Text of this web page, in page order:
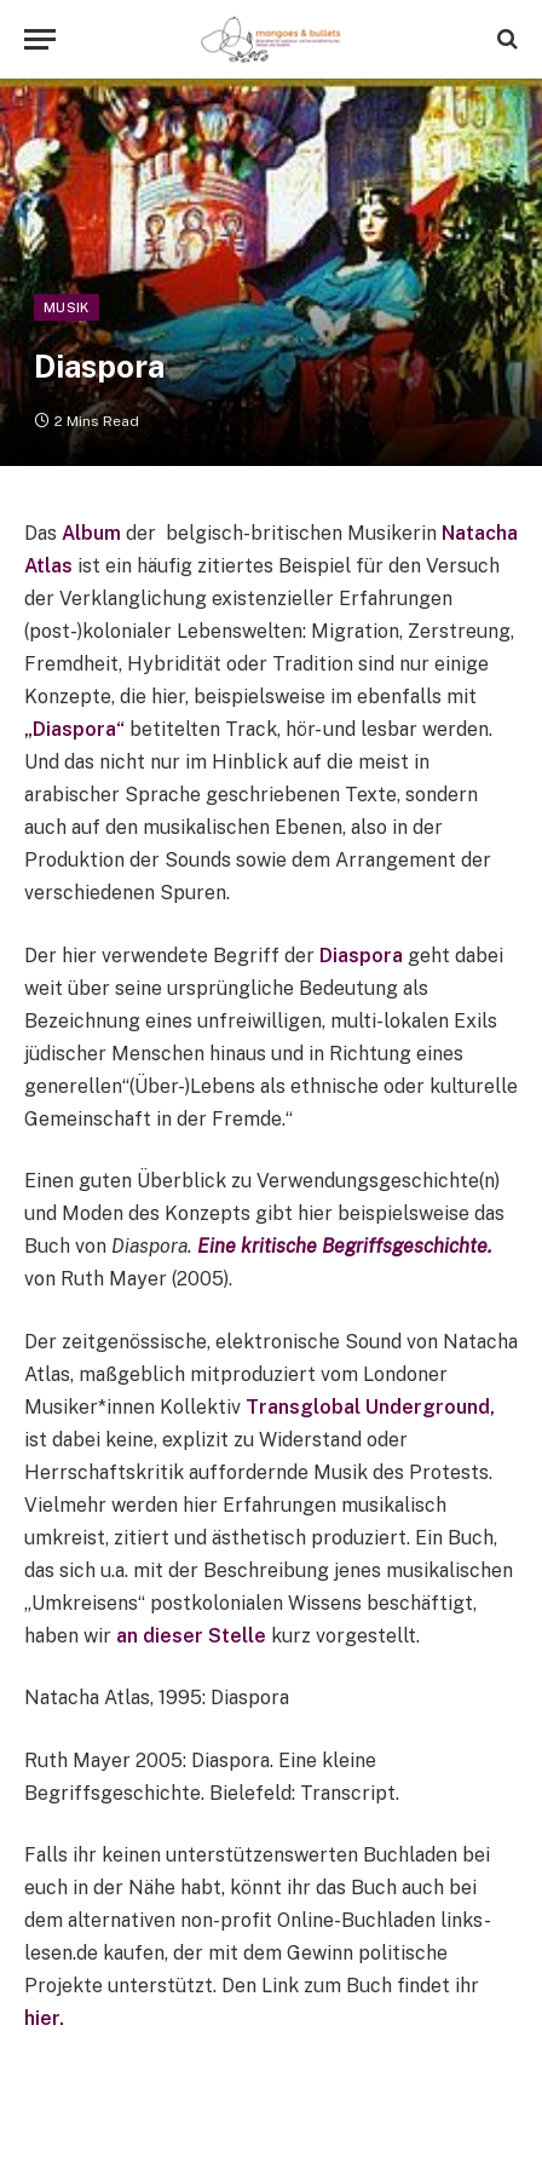
MUSIK
Diaspora
2 Mins Read
Das Album der belgisch-britischen Musikerin Natacha
Atlas ist ein häufig zitiertes Beispiel für den Versuch
der Verklanglichung existenzieller Erfahrungen
(post-)kolonialer Lebenswelten: Migration, Zerstreung,
Fremdheit, Hybridität oder Tradition sind nur einige
Konzepte, die hier, beispielsweise im ebenfalls mit
„Diaspora“ betitelten Track, hör- und lesbar werden.
Und das nicht nur im Hinblick auf die meist in
arabischer Sprache geschriebenen Texte, sondern
auch auf den musikalischen Ebenen, also in der
Produktion der Sounds sowie dem Arrangement der
verschiedenen Spuren.
Der hier verwendete Begriff der Diaspora geht dabei
weit über seine ursprüngliche Bedeutung als
Bezeichnung eines unfreiwilligen, multi-lokalen Exils
jüdischer Menschen hinaus und in Richtung eines
generellen“(Über-)Lebens als ethnische oder kulturelle
Gemeinschaft in der Fremde.“
Einen guten Überblick zu Verwendungsgeschichte(n)
und Moden des Konzepts gibt hier beispielsweise das
Buch von Diaspora. Eine kritische Begriffsgeschichte.
von Ruth Mayer (2005).
Der zeitgenössische, elektronische Sound von Natacha
Atlas, maßgeblich mitproduziert vom Londoner
Musiker*innen Kollektiv Transglobal Underground,
ist dabei keine, explizit zu Widerstand oder
Herrschaftskritik auffordernde Musik des Protests.
Vielmehr werden hier Erfahrungen musikalisch
umkreist, zitiert und ästhetisch produziert. Ein Buch,
das sich u.a. mit der Beschreibung jenes musikalischen
„Umkreisens“ postkolonialen Wissens beschäftigt,
haben wir an dieser Stelle kurz vorgestellt.
Natacha Atlas, 1995: Diaspora
Ruth Mayer 2005: Diaspora. Eine kleine
Begriffsgeschichte. Bielefeld: Transcript.
Falls ihr keinen unterstützenswerten Buchladen bei
euch in der Nähe habt, könnt ihr das Buch auch bei
dem alternativen non-profit Online-Buchladen links-
lesen.de kaufen, der mit dem Gewinn politische
Projekte unterstützt. Den Link zum Buch findet ihr
hier.